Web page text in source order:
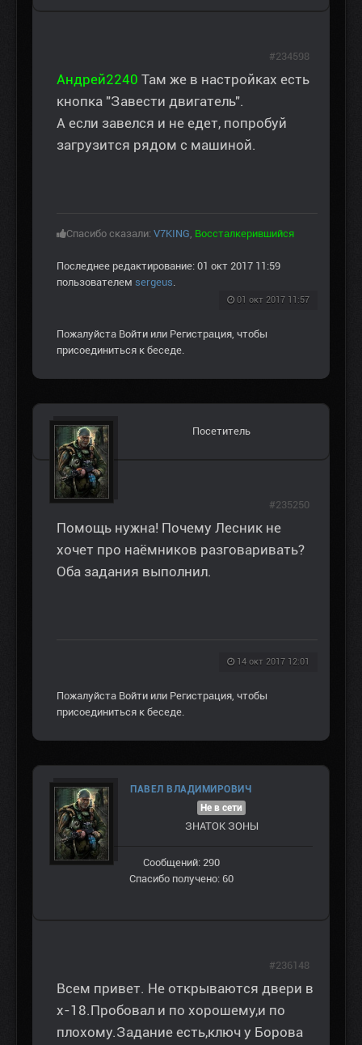
Андрей2240 Там же в настройках есть
кнопка "Завести двигатель".
А если завелся и не едет, попробуй
загрузится рядом с машиной.
Спасибо сказали: V7KING, Воссталкерившийся
Последнее редактирование: 01 окт 2017 11:59
пользователем sergeus.
01 окт 2017 11:57
#234598
Пожалуйста Войти или Регистрация, чтобы
присоединиться к беседе.
Посетитель
Помощь нужна! Почему Лесник не
хочет про наёмников разговаривать?
Оба задания выполнил.
14 окт 2017 12:01
#235250
Пожалуйста Войти или Регистрация, чтобы
присоединиться к беседе.
ПАВЕЛ ВЛАДИМИРОВИЧ
Не в сети
ЗНАТОК ЗОНЫ
Сообщений: 290
Спасибо получено: 60
Всем привет. Не открываются двери в
х-18.Пробовал и по хорошему,и по
плохому.Задание есть,ключ у Борова
#236148